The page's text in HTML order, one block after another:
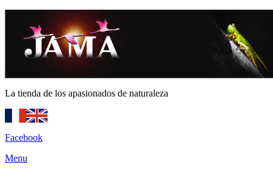
La tienda de los apasionados de naturaleza
Facebook
Menu